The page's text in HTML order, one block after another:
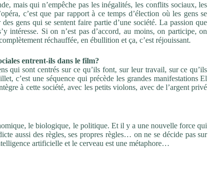
mais qui n’empêche pas les inégalités, les conflits sociaux, les
c’est que par rapport à ce temps d’élection où les gens se
gens qui se sentent faire partie d’une société. La passion que
intéresse. Si on n’est pas d’accord, au moins, on participe, on
réchauffée, en ébullition et ça, c’est réjouissant.
entrent-ils dans le film?
qui sont centrés sur ce qu’ils font, sur leur travail, sur ce qu’ils
c’est une séquence qui précède les grandes manifestations El
à cette société, avec les petits violons, avec de l’argent privé
le biologique, le politique. Et il y a une nouvelle force qui
aussi des règles, ses propres règles… on ne se décide pas sur
artificielle et le cerveau est une métaphore…